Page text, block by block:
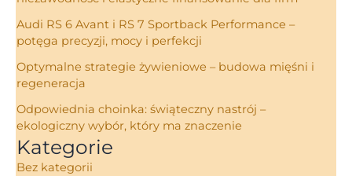
Audi RS 6 Avant i RS 7 Sportback Performance –
potęga precyzji, mocy i perfekcji
Optymalne strategie żywieniowe – budowa mięśni i
regeneracja
Odpowiednia choinka: świąteczny nastrój –
ekologiczny wybór, który ma znaczenie
Kategorie
Bez kategorii